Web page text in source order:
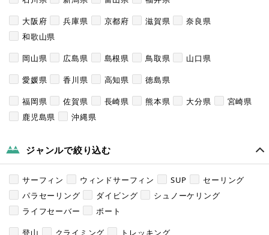
大阪府
兵庫県 京都府 滋賀県
奈良県
和歌山県
岡山県
広島県 島根県 鳥取県
山口県
愛媛県
香川県 高知県
徳島県
福岡県
佐賀県 長崎県 熊本県 大分県
宮崎県
鹿児島県
沖縄県
ジャンルで絞り込む
サーフィン ウィンドサーフィン SUP
セーリング
パラセーリング
ダイビング
シュノーケリング
ライフセーバー
ボート
登山
クライミング
トレッキング